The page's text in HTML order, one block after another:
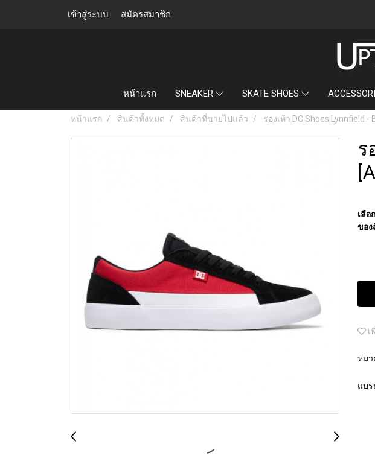
เข้าสู่ระบบ สมัครสมาชิก
หน้าแรก SNEAKER SKATE SHOES
หน้าแรก สินค้าทั้งหมด สินค้าที่ขายไปแล้ว รองเท้า DC Shoes Lynnfield -
ร
เลือ
ของ
เ
หมว
แบร